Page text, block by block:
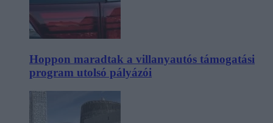
Hoppon maradtak a villanyautós támogatási
program utolsó pályázói